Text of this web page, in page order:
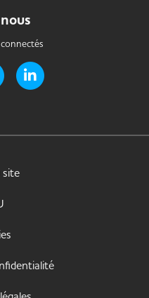
de Handi-it
Page Twitter de Handi-it
site